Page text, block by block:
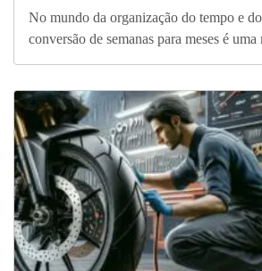
No mundo da organização do tempo e
conversão de semanas para meses é uma